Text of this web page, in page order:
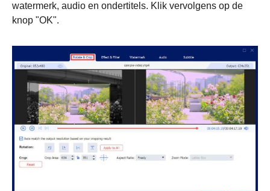
watermerk, audio en ondertitels. Klik vervolgens op de
knop "OK".